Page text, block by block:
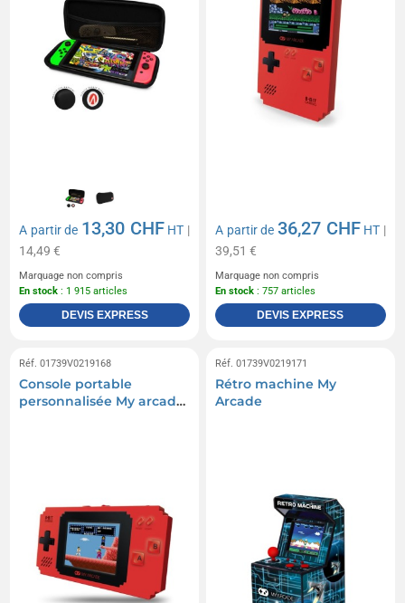
A partir de 13,30 CHF HT |
14,49 €
Marquage non compris
En stock : 1 915 articles
DEVIS EXPRESS
A partir de 36,27 CHF HT |
39,51 €
Marquage non compris
En stock : 757 articles
DEVIS EXPRESS
Réf. 01739V0219168
Console portable
personnalisée My arcade
Réf. 01739V0219171
Rétro machine My
Arcade